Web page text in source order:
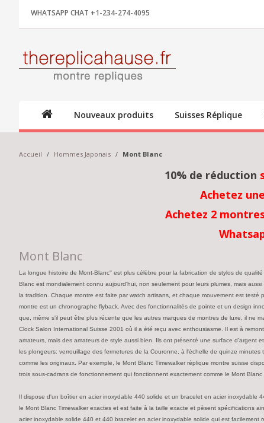
WHATSAPP CHAT +1-234-274-4095
Nouveaux produits Suisses Réplique
Accueil / Hommes Japonais / Mont Blanc
10% de réduction
Achetez
Achetez 2
Mont Blanc
La longue histoire de Mont-Blanc'' est plus célèbre pour la fabrication de stylos de
Blanc est mondialement connu aujourd'hui, non seulement pour leurs plumes, mais
la tradition. Chaque montre est faite par watch artisans, et chaque mouvement est
montre est un chronographe flyback. Avec des fonctionnalités de pointe et un design
que, même s'il peut être plus récente que les autres marques de montres de luxe, il ne
Clock Salon International Suisse 2001 où il a été reçu avec enthousiasme. Il est à
amateurs, mais des amateurs de style aussi bien. Ils ont présenté une surface
les plongeurs: verrouillage des fermetures de la Couronne, à l'échelle de quinze
comme les originaux. Par exemple, le Mont Blanc Timewalker réplique montre suisse
trois sous-cadrans de fonctionnement qui fonctionnent exactement comme le Mont Blanc
Il dispose d'un boîtier en acier inoxydable 440 solide et un bracelet en acier inoxydable
le Mont Blanc Timewalker exactes et est faite à la taille exacte et pèsent spécifications
acier inoxydable solide 440 et 440 bracelet en acier inoxydable solide qui est